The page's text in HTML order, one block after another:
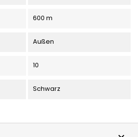
600 m
Außen
10
Schwarz